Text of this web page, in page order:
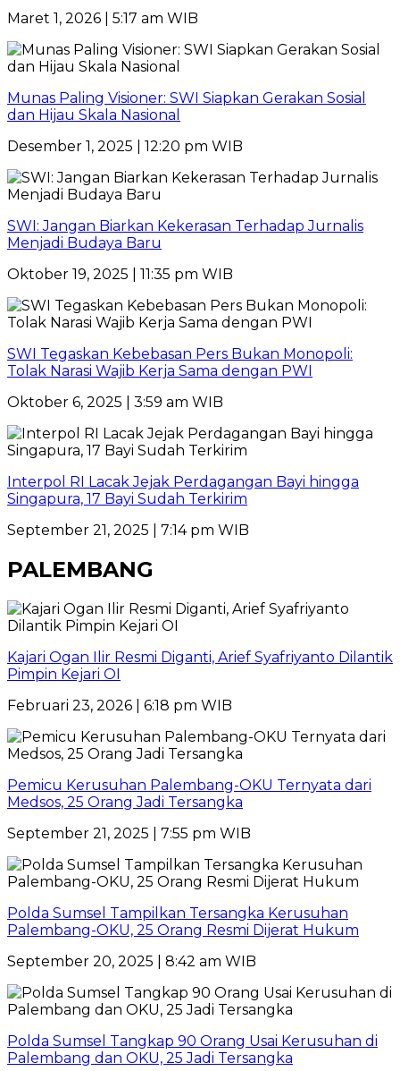
Maret 1, 2026 | 5:17 am WIB
Munas Paling Visioner: SWI Siapkan Gerakan Sosial
dan Hijau Skala Nasional
Desember 1, 2025 | 12:20 pm WIB
SWI: Jangan Biarkan Kekerasan Terhadap Jurnalis
Menjadi Budaya Baru
Oktober 19, 2025 | 11:35 pm WIB
SWI Tegaskan Kebebasan Pers Bukan Monopoli:
Tolak Narasi Wajib Kerja Sama dengan PWI
Oktober 6, 2025 | 3:59 am WIB
Interpol RI Lacak Jejak Perdagangan Bayi hingga
Singapura, 17 Bayi Sudah Terkirim
September 21, 2025 | 7:14 pm WIB
PALEMBANG
Kajari Ogan Ilir Resmi Diganti, Arief Syafriyanto Dilantik
Pimpin Kejari OI
Februari 23, 2026 | 6:18 pm WIB
Pemicu Kerusuhan Palembang-OKU Ternyata dari
Medsos, 25 Orang Jadi Tersangka
September 21, 2025 | 7:55 pm WIB
Polda Sumsel Tampilkan Tersangka Kerusuhan
Palembang-OKU, 25 Orang Resmi Dijerat Hukum
September 20, 2025 | 8:42 am WIB
Polda Sumsel Tangkap 90 Orang Usai Kerusuhan di
Palembang dan OKU, 25 Jadi Tersangka